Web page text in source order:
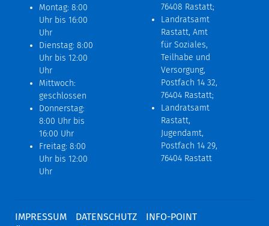
Montag: 8:00
Uhr bis 16:00
Uhr
Dienstag: 8:00
Uhr bis 12:00
Uhr
Mittwoch:
geschlossen
Donnerstag:
8:00 Uhr bis
16:00 Uhr
Freitag: 8:00
Uhr bis 12:00
Uhr
76408 Rastatt;
Landratsamt
Rastatt, Amt
für Soziales,
Teilhabe und
Versorgung,
Postfach 14 32,
76404 Rastatt;
Landratsamt
Rastatt,
Jugendamt,
Postfach 14 29,
76404 Rastatt
IMPRESSUM DATENSCHUTZ
INFO-POINT